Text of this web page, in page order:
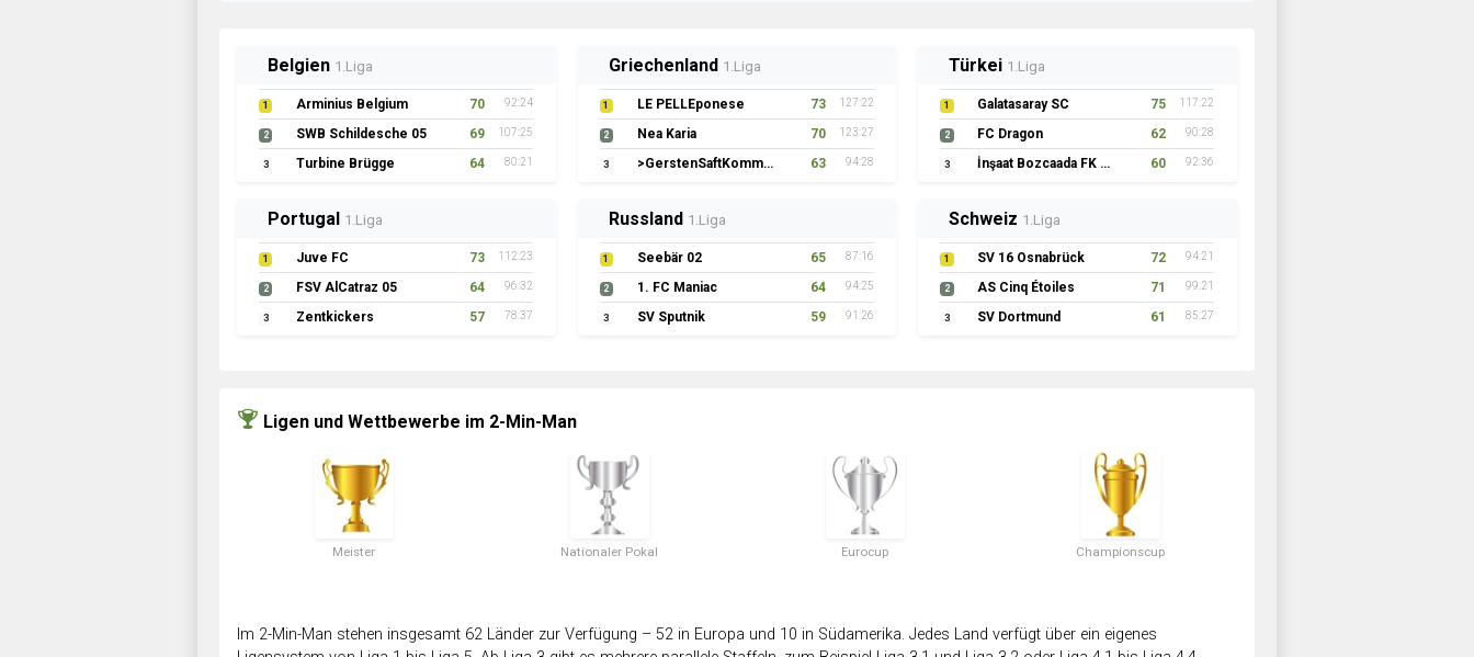
Belgien 1.Liga
1 Arminius Belgium 70 92:24
2 SWB Schildesche 05 69 107:25
3 Turbine Brügge 64 80:21
Griechenland 1.Liga
1 LE PELLEponese 73 127:22
2 Nea Karia 70 123:27
3 >GerstenSaftKommando 63 94:28
Türkei 1.Liga
1 Galatasaray SC 75 117:22
2 FC Dragon 62 90:28
3 İnşaat Bozcaada FK 1957 60 92:36
Portugal 1.Liga
1 Juve FC 73 112:23
2 FSV AlCatraz 05 64 96:32
3 Zentkickers 57 78:37
Russland 1.Liga
1 Seebär 02 65 87:16
2 1. FC Maniac 64 94:25
3 SV Sputnik 59 91:26
Schweiz 1.Liga
1 SV 16 Osnabrück 72 94:21
2 AS Cinq Étoiles 71 99:21
3 SV Dortmund 61 85:27
Ligen und Wettbewerbe im 2-Min-Man
Meister Nationaler Pokal Eurocup Championscup
Im 2-Min-Man stehen insgesamt 62 Länder zur Verfügung – 52 in Europa und 10 in Südamerika. Jedes Land verfügt über ein eigenes